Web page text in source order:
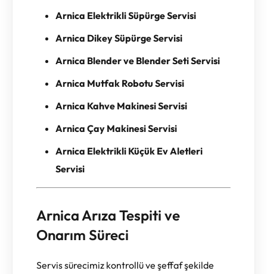
Arnica Elektrikli Süpürge Servisi
Arnica Dikey Süpürge Servisi
Arnica Blender ve Blender Seti Servisi
Arnica Mutfak Robotu Servisi
Arnica Kahve Makinesi Servisi
Arnica Çay Makinesi Servisi
Arnica Elektrikli Küçük Ev Aletleri
Servisi
Arnica Arıza Tespiti ve
Onarım Süreci
Servis sürecimiz kontrollü ve şeffaf şekilde